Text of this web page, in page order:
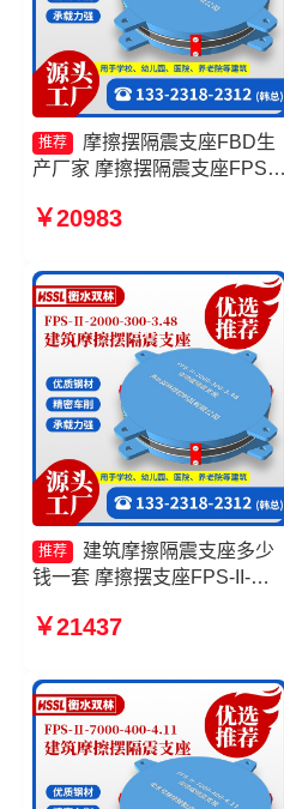
推荐
摩擦摆隔震支座FBD生
产厂家 摩擦摆隔震支座FPSII-
震支座FPSII-7000-400-4.11
源头工厂
￥20983
推荐
建筑摩擦隔震支座多少
钱一套 摩擦摆支座FPS-II-
座源头工厂 摩擦复摆隔震支座
￥21437